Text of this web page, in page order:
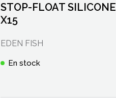
STOP-FLOAT SILICONE
X15
EDEN FISH
En stock